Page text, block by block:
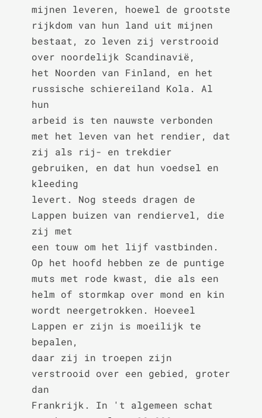
mijnen leveren, hoewel de grootste
rijkdom van hun land uit mijnen
bestaat, zo leven zij verstrooid
over noordelijk Scandinavië,
het Noorden van Finland, en het
russische schiereiland Kola. Al
hun
arbeid is ten nauwste verbonden
met het leven van het rendier, dat
zij als rij- en trekdier
gebruiken, en dat hun voedsel en
kleeding
levert. Nog steeds dragen de
Lappen buizen van rendiervel, die
zij met
een touw om het lijf vastbinden.
Op het hoofd hebben ze de puntige
muts met rode kwast, die als een
helm of stormkap over mond en kin
wordt neergetrokken. Hoeveel
Lappen er zijn is moeilijk te
bepalen,
daar zij in troepen zijn
verstrooid over een gebied, groter
dan
Frankrijk. In 't algemeen schat